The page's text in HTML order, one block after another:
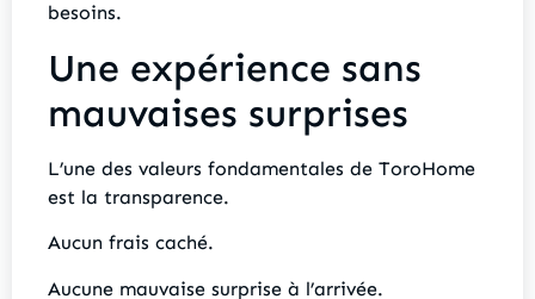
besoins.
Une expérience sans
mauvaises surprises
L’une des valeurs fondamentales de ToroHome
est la transparence.
Aucun frais caché.
Aucune mauvaise surprise à l’arrivée.